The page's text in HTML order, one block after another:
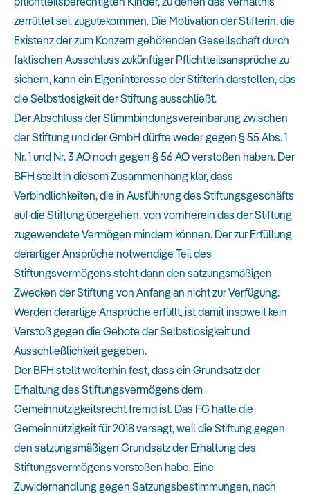
zerrüttet sei, zugutekommen. Die Motivation der Stifterin, die
Existenz der zum Konzern gehörenden Gesellschaft durch
faktischen Ausschluss zukünftiger Pflichtteilsansprüche zu
sichern, kann ein Eigeninteresse der Stifterin darstellen, das
die Selbstlosigkeit der Stiftung ausschließt.
Der Abschluss der Stimmbindungsvereinbarung zwischen
der Stiftung und der GmbH dürfte weder gegen § 55 Abs. 1
Nr. 1 und Nr. 3 AO noch gegen § 56 AO verstoßen haben. Der
BFH stellt in diesem Zusammenhang klar, dass
Verbindlichkeiten, die in Ausführung des Stiftungsgeschäfts
auf die Stiftung übergehen, von vornherein das der Stiftung
zugewendete Vermögen mindern können. Der zur Erfüllung
derartiger Ansprüche notwendige Teil des
Stiftungsvermögens steht dann den satzungsmäßigen
Zwecken der Stiftung von Anfang an nicht zur Verfügung.
Werden derartige Ansprüche erfüllt, ist damit insoweit kein
Verstoß gegen die Gebote der Selbstlosigkeit und
Ausschließlichkeit gegeben.
Der BFH stellt weiterhin fest, dass ein Grundsatz der
Erhaltung des Stiftungsvermögens dem
Gemeinnützigkeitsrecht fremd ist. Das FG hatte die
Gemeinnützigkeit für 2018 versagt, weil die Stiftung gegen
den satzungsmäßigen Grundsatz der Erhaltung des
Stiftungsvermögens verstoßen habe. Eine
Zuwiderhandlung gegen Satzungsbestimmungen, nach